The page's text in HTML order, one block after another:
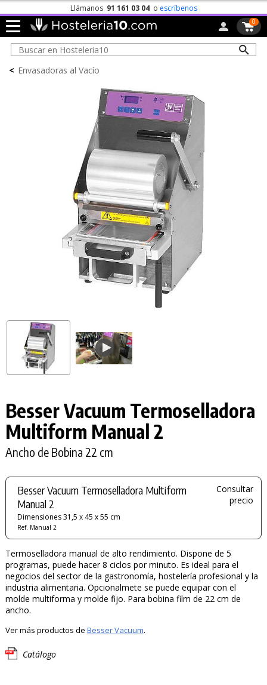
Llámanos 91 161 03 04 o escríbenos
0
< Envasadoras al Vacío
Besser Vacuum Termoselladora
Multiform Manual 2
Ancho de Bobina 22 cm
Besser Vacuum Termoselladora Multiform
Manual 2
Dimensiones 31,5 x 45 x 55 cm
Ref. Manual 2
Consultar
precio
Termoselladora manual de alto rendimiento. Dispone de 5
programas, puede hacer 8 ciclos por minuto. Es ideal para el
negocios del sector de la gastronomía, hostelería profesional y la
industria alimentaria. Opcionalmete se puede equipar con el
molde multiforma y molde fijo. Para bobina film de 22 cm de
ancho.
Ver más productos de Besser Vacuum.
Catálogo